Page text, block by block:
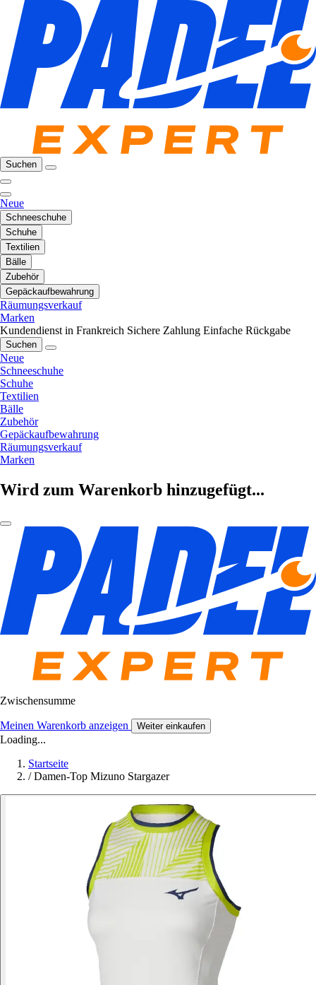
Suchen
Neue
Schneeschuhe
Schuhe
Textilien
Bälle
Zubehör
Gepäckaufbewahrung
Räumungsverkauf
Marken
Kundendienst in Frankreich Sichere Zahlung Einfache Rückgabe
Suchen
Neue
Schneeschuhe
Schuhe
Textilien
Bälle
Zubehör
Gepäckaufbewahrung
Räumungsverkauf
Marken
Wird zum Warenkorb hinzugefügt...
Zwischensumme
Meinen Warenkorb anzeigen Weiter einkaufen
Loading...
Startseite
/ Damen-Top Mizuno Stargazer